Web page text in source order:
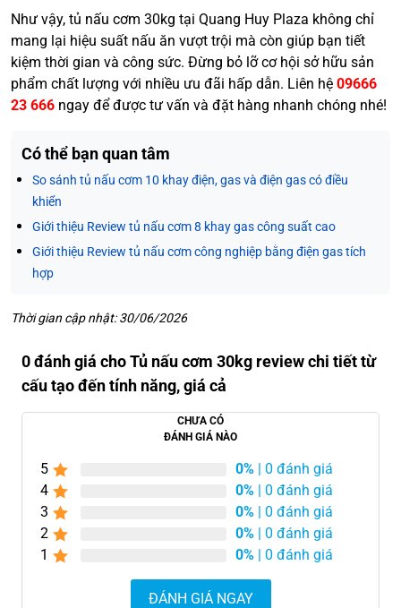
Như vậy, tủ nấu cơm 30kg tại Quang Huy Plaza không chỉ
mang lại hiệu suất nấu ăn vượt trội mà còn giúp bạn tiết
kiệm thời gian và công sức. Đừng bỏ lỡ cơ hội sở hữu sản
phẩm chất lượng với nhiều ưu đãi hấp dẫn. Liên hệ 09666
23 666 ngay để được tư vấn và đặt hàng nhanh chóng nhé!
Có thể bạn quan tâm
So sánh tủ nấu cơm 10 khay điện, gas và điện gas có điều
khiển
Giới thiệu Review tủ nấu cơm 8 khay gas công suất cao
Giới thiệu Review tủ nấu cơm công nghiệp bằng điện gas tích
hợp
Thời gian cập nhật: 30/06/2026
0 đánh giá cho Tủ nấu cơm 30kg review chi tiết từ
cấu tạo đến tính năng, giá cả
CHƯA CÓ
ĐÁNH GIÁ NÀO
5 0% | 0 đánh giá
4
0% | 0 đánh giá
3
0% | 0 đánh giá
2
0% | 0 đánh giá
1
0% | 0 đánh giá
ĐÁNH GIÁ NGAY